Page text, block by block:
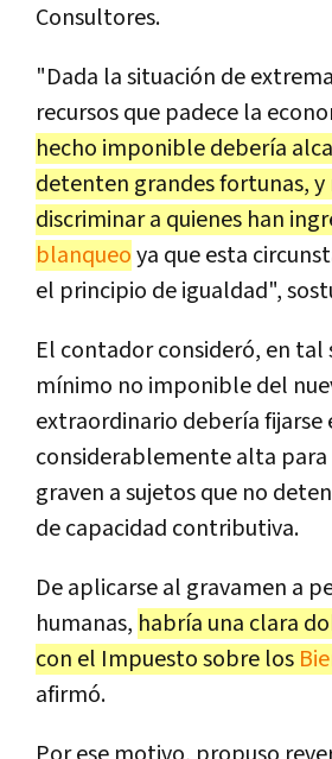
Consultores.
"Dada la situación de
recursos que padece la
hecho imponible debería
detenten grandes fortunas, y
discriminar a quienes han
blanqueoya que esta
el principio de igualdad",
El contador consideró, en tal
mínimo no imponible del
extraordinario debería fijarse
considerablemente alta para
graven a sujetos que no
de capacidad contributiva.
De aplicarse al gravamen a
humanas, habría una clara
con el Impuesto sobre los
afirmó.